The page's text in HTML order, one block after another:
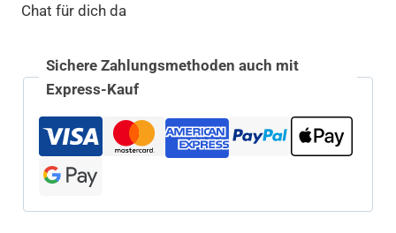
Chat für dich da
Sichere Zahlungsmethoden auch mit
Express-Kauf